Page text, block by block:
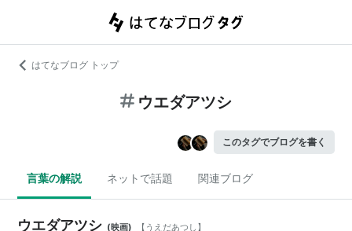
はてなブログ トップ
ウエダアツシ
このタグでブログを書く
言葉の解説 ネットで話題 関連ブログ
ウエダアツシ (映画) 【 うえだあつし 】